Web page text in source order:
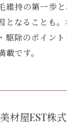
維持の第一歩
となることも
駆除のポイン
です。
美材屋EST株